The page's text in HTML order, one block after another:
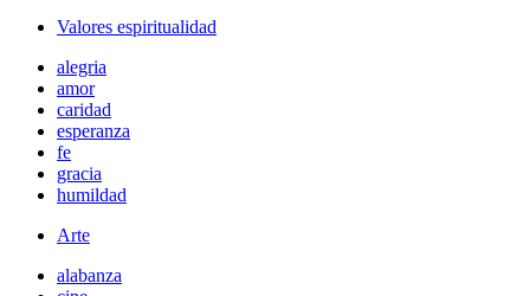
Valores espiritualidad
alegria
amor
caridad
esperanza
fe
gracia
humildad
Arte
alabanza